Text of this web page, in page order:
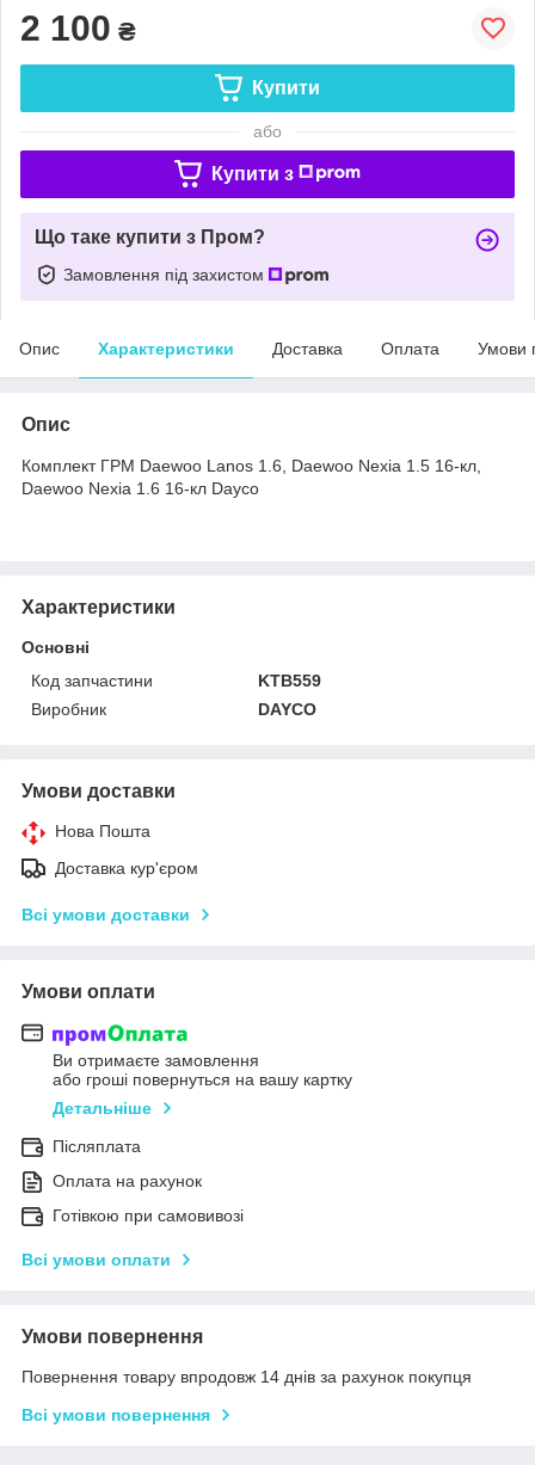
2 100 ₴
Купити
або
Купити з
Що таке купити з Пром?
Замовлення під захистом
Опис Характеристики Доставка Оплата Умови
Опис
Комплект ГРМ Daewoo Lanos 1.6, Daewoo Nexia 1.5 16-кл,
Daewoo Nexia 1.6 16-кл Dayco
Характеристики
Основні
Код запчастини
KTB559
Виробник
DAYCO
Умови доставки
Нова Пошта
Доставка кур'єром
Всі умови доставки
Умови оплати
Ви отримаєте замовлення
або гроші повернуться на вашу картку
Детальніше
Післяплата
Оплата на рахунок
Готівкою при самовивозі
Всі умови оплати
Умови повернення
Повернення товару впродовж 14 днів за рахунок покупця
Всі умови повернення